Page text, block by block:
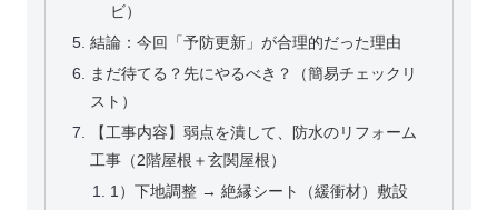
ビ）
結論：今回「予防更新」が合理的だった理由
まだ待てる？先にやるべき？（簡易チェックリ
スト）
【工事内容】弱点を潰して、防水のリフォーム
工事（2階屋根＋玄関屋根）
1）下地調整 → 絶縁シート（緩衝材）敷設